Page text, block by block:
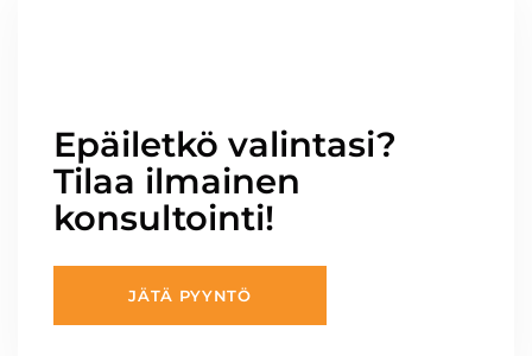
Epäiletkö valintasi?
Tilaa ilmainen
konsultointi!
JÄTÄ PYYNTÖ